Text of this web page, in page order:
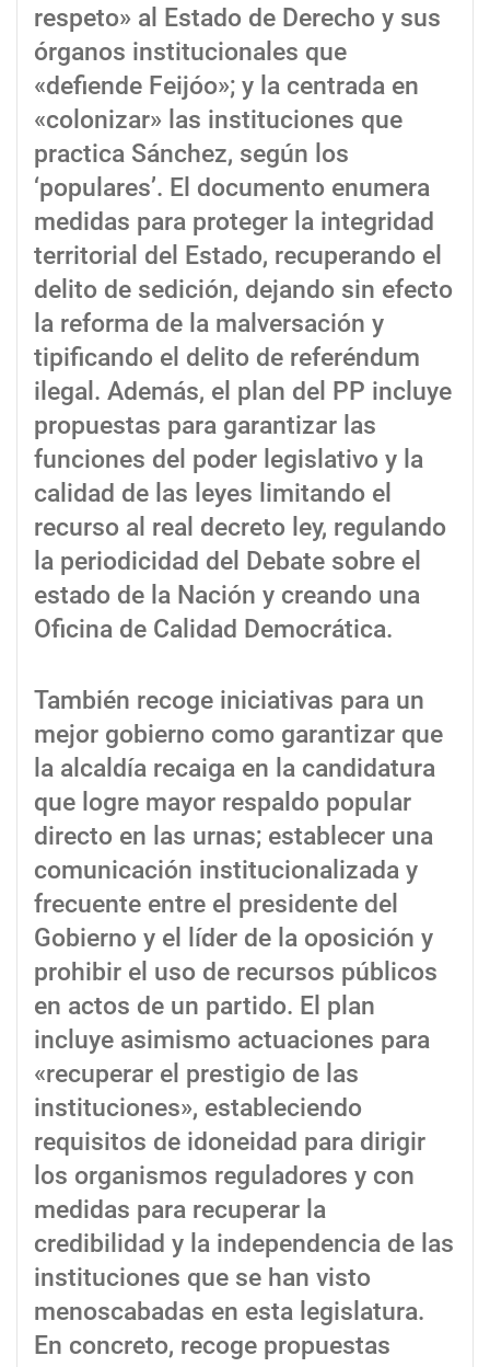
respeto» al Estado de Derecho y sus
órganos institucionales que
«defiende Feijóo»; y la centrada en
«colonizar» las instituciones que
practica Sánchez, según los
‘populares’. El documento enumera
medidas para proteger la integridad
territorial del Estado, recuperando el
delito de sedición, dejando sin efecto
la reforma de la malversación y
tipificando el delito de referéndum
ilegal. Además, el plan del PP incluye
propuestas para garantizar las
funciones del poder legislativo y la
calidad de las leyes limitando el
recurso al real decreto ley, regulando
la periodicidad del Debate sobre el
estado de la Nación y creando una
Oficina de Calidad Democrática.
También recoge iniciativas para un
mejor gobierno como garantizar que
la alcaldía recaiga en la candidatura
que logre mayor respaldo popular
directo en las urnas; establecer una
comunicación institucionalizada y
frecuente entre el presidente del
Gobierno y el líder de la oposición y
prohibir el uso de recursos públicos
en actos de un partido. El plan
incluye asimismo actuaciones para
«recuperar el prestigio de las
instituciones», estableciendo
requisitos de idoneidad para dirigir
los organismos reguladores y con
medidas para recuperar la
credibilidad y la independencia de las
instituciones que se han visto
menoscabadas en esta legislatura.
En concreto, recoge propuestas